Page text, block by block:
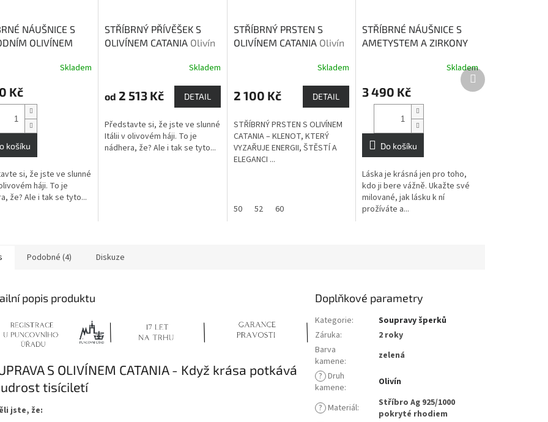
NÁUŠNICE S
OLIVÍNEM
a klid do naší
Skladem
Kč
košíku
si, že jste ve slunné
háji. To je
že? Ale i tak se tyto...
STŘÍBRNÝ PŘÍVĚŠEK S
OLIVÍNEM CATANIA Olivín
Skladem
od 2 513 Kč DETAIL
Představte si, že jste ve slunné
Itálii v olivovém háji. To je
nádhera, že? Ale i tak se tyto...
STŘÍBRNÝ PRSTEN S
OLIVÍNEM CATANIA Olivín
Skladem
2 100 Kč DETAIL
STŘÍBRNÝ PRSTEN S OLIVÍNEM
CATANIA – KLENOT, KTERÝ
VYZAŘUJE ENERGII, ŠTĚSTÍ A
ELEGANCI ...
50 52 60
STŘÍBRNÉ NÁUŠNICE S
AMETYSTEM A ZIRKONY
obohacuje naši láskuSkladem
3 490 Kč
Do košíku
Láska je krásná jen pro toho,
kdo ji bere vážně. Ukažte své
milované, jak lásku k ní
prožíváte a...
Další
produkt
Podobné (4) Diskuze
popis produktu
S OLIVÍNEM CATANIA - Když krása potkává
tisíciletí
jste, že:
Doplňkové parametry
Kategorie:
Soupravy šperků
Záruka:
2 roky
Barva
kamene:
zelená
? Druh
kamene: Olivín
? Materiál:
Stříbro Ag 925/1000
pokryté rhodiem